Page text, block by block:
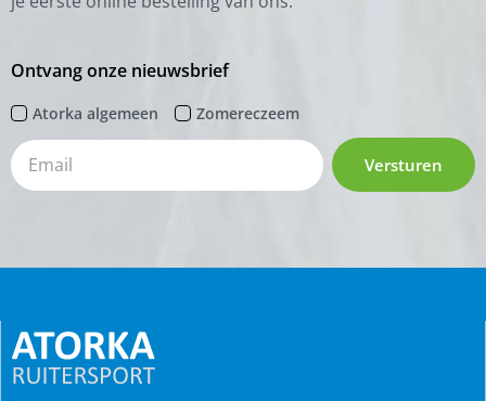
Ontvang onze nieuwsbrief
Atorka algemeen Zomereczeem
Versturen